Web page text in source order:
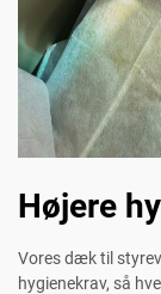
Højere
Vores dæk til
hygienekrav, så